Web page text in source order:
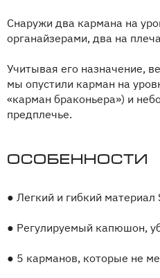
Снаружи два кармана на
органайзерами, два на
Учитывая его назначение,
мы опустили карман на
«карман браконьера») и
предплечье.
Особенности
● Легкий и гибкий материал
● Регулируемый капюшон,
● 5 карманов, которые не